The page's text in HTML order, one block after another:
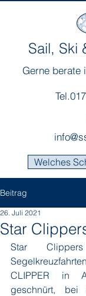
Sail, Ski
Gerne berate
Welches
Beitrag
Star
26. Juli 2021
Star
CLIPPER in
geschnürt,